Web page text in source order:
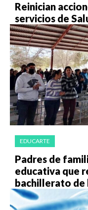
Reinician
servicios de
EDUCARTE
Padres de
educativa que
bachillerato de